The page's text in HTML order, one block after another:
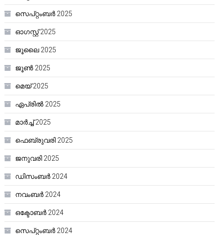
സെപ്റ്റംബർ 2025
ഓഗസ്റ്റ്‌ 2025
ജൂലൈ 2025
ജൂൺ 2025
മെയ്‌ 2025
ഏപ്രിൽ 2025
മാർച്ച്‌ 2025
ഫെബ്രുവരി 2025
ജനുവരി 2025
ഡിസംബർ 2024
നവംബർ 2024
ഒക്ടോബർ 2024
സെപ്റ്റംബർ 2024